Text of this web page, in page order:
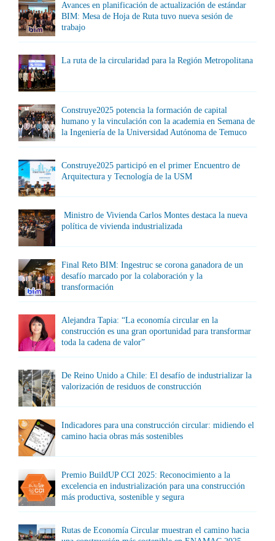
Avances en planificación de actualización de estándar
BIM: Mesa de Hoja de Ruta tuvo nueva sesión de
trabajo
La ruta de la circularidad para la Región Metropolitana
Construye2025 potencia la formación de capital
humano y la vinculación con la academia en Semana de
la Ingeniería de la Universidad Autónoma de Temuco
Construye2025 participó en el primer Encuentro de
Arquitectura y Tecnología de la USM
Ministro de Vivienda Carlos Montes destaca la nueva
política de vivienda industrializada
Final Reto BIM: Ingestruc se corona ganadora de un
desafío marcado por la colaboración y la
transformación
Alejandra Tapia: “La economía circular en la
construcción es una gran oportunidad para transformar
toda la cadena de valor”
De Reino Unido a Chile: El desafío de industrializar la
valorización de residuos de construcción
Indicadores para una construcción circular: midiendo el
camino hacia obras más sostenibles
Premio BuildUP CCI 2025: Reconocimiento a la
excelencia en industrialización para una construcción
más productiva, sostenible y segura
Rutas de Economía Circular muestran el camino hacia